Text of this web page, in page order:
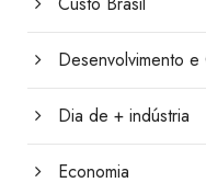
Desenvolvimento
Dia de + indústria
Economia